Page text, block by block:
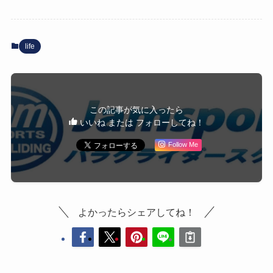
life
この記事が気に入ったら
いいね または フォローしてね！
Follow Me
よかったらシェアしてね！